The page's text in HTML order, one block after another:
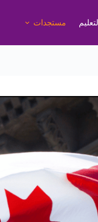
التعليم مستجدات